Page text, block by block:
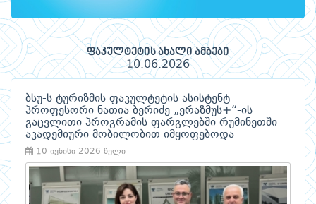
ფაკულტეტის ახალი ამბები
10.06.2026
ბსუ-ს ტურიზმის ფაკულტეტის ასისტენტ
პროფესორი ნათია ბერიძე „ერაზმუს+“-ის
გაცვლითი პროგრამის ფარგლებში რუმინეთში
აკადემიური მობილობით იმყოფებოდა
10 ივნისი 2026 წელი